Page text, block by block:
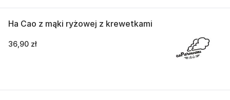
Ha Cao z mąki ryżowej z krewetkami
36,90 zł